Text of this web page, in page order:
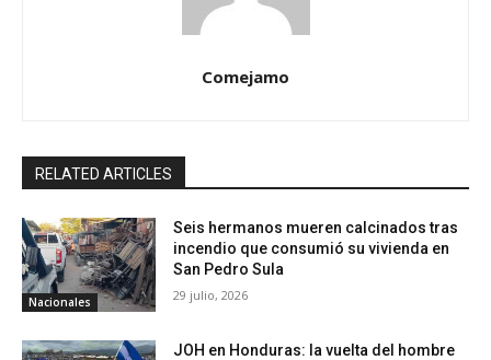
Comejamo
RELATED ARTICLES
Nacionales
Seis hermanos mueren calcinados tras
incendio que consumió su vivienda en
San Pedro Sula
29 julio, 2026
JOH en Honduras: la vuelta del hombre